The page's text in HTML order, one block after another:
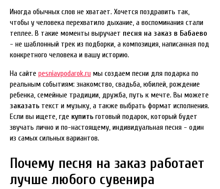
Иногда обычных слов не хватает. Хочется поздравить так,
чтобы у человека перехватило дыхание, а воспоминания стали
теплее. В такие моменты выручает песня на заказ в Бабаево
- не шаблонный трек из подборки, а композиция, написанная под
конкретного человека и вашу историю.
На сайте pesniavpodarok.ru мы создаем песни для подарка по
реальным событиям: знакомство, свадьба, юбилей, рождение
ребенка, семейные традиции, дружба, путь к мечте. Вы можете
заказать текст и музыку, а также выбрать формат исполнения.
Если вы ищете, где купить готовый подарок, который будет
звучать лично и по-настоящему, индивидуальная песня - один
из самых сильных вариантов.
Почему песня на заказ работает
лучше любого сувенира